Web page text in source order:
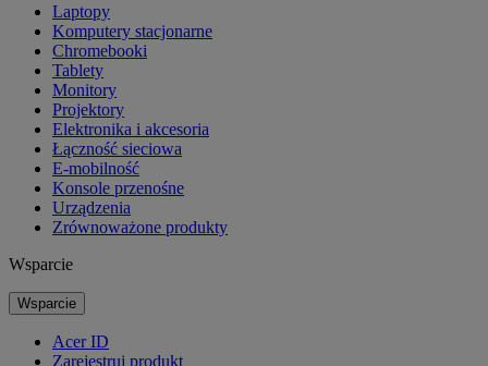
Laptopy
Komputery stacjonarne
Chromebooki
Tablety
Monitory
Projektory
Elektronika i akcesoria
Łączność sieciowa
E-mobilność
Konsole przenośne
Urządzenia
Zrównoważone produkty
Wsparcie
Wsparcie
Acer ID
Zarejestruj produkt